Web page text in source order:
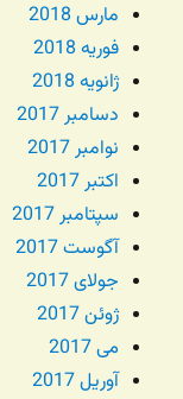
مارس 2018
فوریه 2018
ژانویه 2018
دسامبر 2017
نوامبر 2017
اکتبر 2017
سپتامبر 2017
آگوست 2017
جولای 2017
ژوئن 2017
می 2017
آوریل 2017